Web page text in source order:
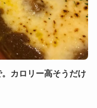
カロリー高そうだけ